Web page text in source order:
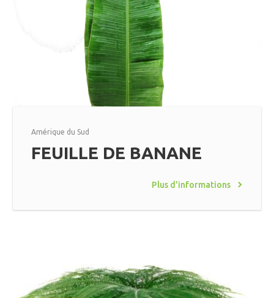
Amérique du Sud
FEUILLE DE BANANE
Plus d'informations